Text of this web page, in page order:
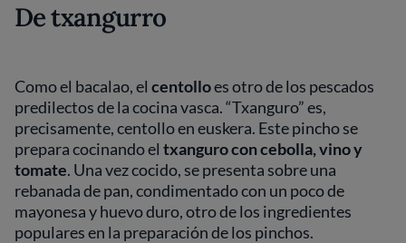
De txangurro
Como el bacalao, el centolloes otro de los pescados
predilectos de la cocina vasca. “Txanguro” es,
precisamente, centollo en euskera. Este pincho se
prepara cocinando el txanguro con cebolla, vino y
tomate. Una vez cocido, se presenta sobre una
rebanada de pan, condimentado con un poco de
mayonesa y huevo duro, otro de los ingredientes
populares en la preparación de los pinchos.